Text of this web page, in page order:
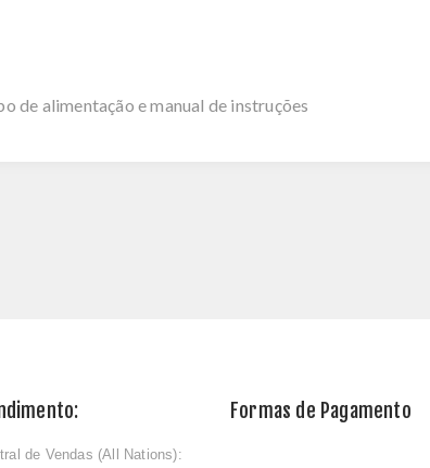
de alimentação e manual de instruções
de Vendas (All Nations):
Formas de Pagamento